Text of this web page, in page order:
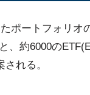
ポートフォリオ
、約6000の
れる。